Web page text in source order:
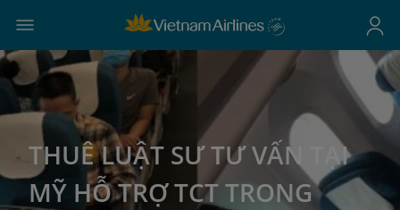
THUÊ LUẬT SƯ TƯ VẤN TẠI
MỸ HỖ TRỢ TCT TRONG